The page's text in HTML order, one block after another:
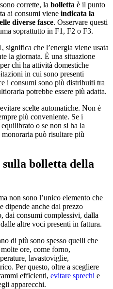
corrette, la bolletta è il punto
ai consumi viene indicata la
diverse fasce. Osservare questi
soprattutto in F1, F2 o F3.
significa che l’energia viene usata
la giornata. È una situazione
chi ha attività domestiche
in cui sono presenti
i consumi sono più distribuiti tra
potrebbe essere più adatta.
scelte automatiche. Non è
più conveniente. Se i
o se non si ha la
può risultare più
sulla bolletta della
non sono l’unico elemento che
dipende anche dal prezzo
dai consumi complessivi, dalla
altre voci presenti in fattura.
di più sono spesso quelli che
ore, come forno,
lavastoviglie,
Per questo, oltre a scegliere
efficienti, evitare sprechi e
apparecchi.